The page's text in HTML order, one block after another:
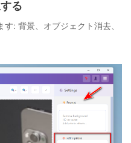
: 背景、オブジェクト消去、